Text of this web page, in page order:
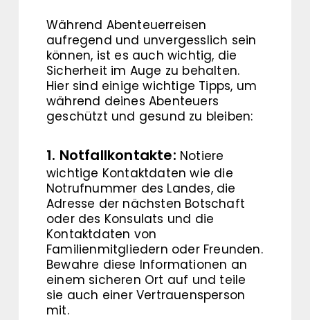
Während Abenteuerreisen
aufregend und unvergesslich sein
können, ist es auch wichtig, die
Sicherheit im Auge zu behalten.
Hier sind einige wichtige Tipps, um
während deines Abenteuers
geschützt und gesund zu bleiben:
1. Notfallkontakte: Notiere
wichtige Kontaktdaten wie die
Notrufnummer des Landes, die
Adresse der nächsten Botschaft
oder des Konsulats und die
Kontaktdaten von
Familienmitgliedern oder Freunden.
Bewahre diese Informationen an
einem sicheren Ort auf und teile
sie auch einer Vertrauensperson
mit.